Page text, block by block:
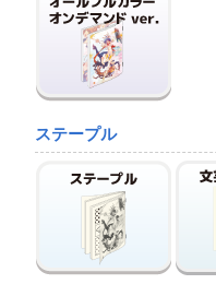
ステープル